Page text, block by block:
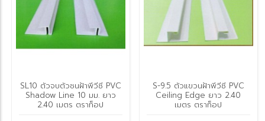
SL10 ตัวจบตัวชนฝ้าพีวีซี PVC
Shadow Line 10 มม. ยาว
2.40 เมตร ตราท็อป
S-9.5 ตัวแขวนฝ้าพีวีซี PVC
Ceiling Edge ยาว 2.40
เมตร ตราท็อป